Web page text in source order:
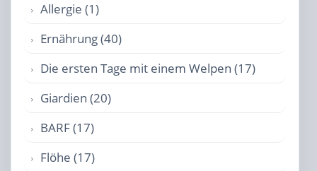
Allergie (1)
Ernährung (40)
Die ersten Tage mit einem Welpen (17)
Giardien (20)
BARF (17)
Flöhe (17)